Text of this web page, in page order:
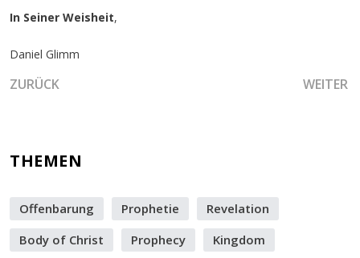
In Seiner Weisheit,
Daniel Glimm
VORHERIGER BEITRAG: DER REIFEPROZESS DER MANDEL
ZURÜCK WEITER
THEMEN
Offenbarung Prophetie
Revelation
Body of Christ
Prophecy
Kingdom